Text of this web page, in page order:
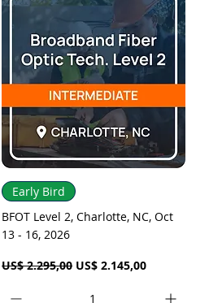
Visualização rápida
Early Bird
BFOT Level 2, Charlotte, NC, Oct
13 - 16, 2026
Preço normal
US$ 2.295,00 Preço promocional
US$ 2.145,00